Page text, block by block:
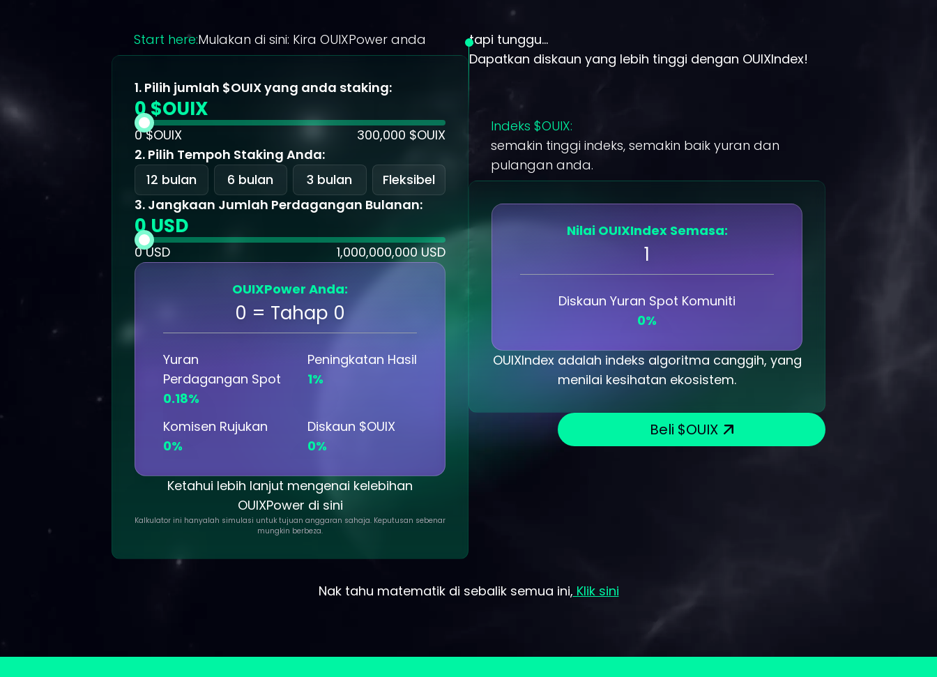
Start here:Mulakan di sini: Kira OUIXPower anda
1. Pilih jumlah $OUIX yang anda staking:
0 $OUIX
0 $OUIX 300,000 $OUIX
2. Pilih Tempoh Staking Anda:
12 bulan
6 bulan 3 bulan
Fleksibel
3. Jangkaan Jumlah Perdagangan Bulanan:
0 USD
0 USD 1,000,000,000 USD
OUIXPower Anda:
0 = Tahap 0
Yuran
Perdagangan Spot
0.18%
Peningkatan Hasil
1%
Komisen Rujukan
0%
Diskaun $OUIX
0%
Ketahui lebih lanjut mengenai kelebihan
OUIXPower di sini
Kalkulator ini hanyalah simulasi untuk tujuan anggaran sahaja. Keputusan sebenar
mungkin berbeza.
tapi tunggu...
Dapatkan diskaun yang lebih tinggi dengan OUIXIndex!
Indeks $OUIX:
semakin tinggi indeks, semakin baik yuran dan
pulangan anda.
Nilai OUIXIndex Semasa:
1
Diskaun Yuran Spot Komuniti
0%
OUIXIndex adalah indeks algoritma canggih, yang
menilai kesihatan ekosistem.
Beli $OUIX
Nak tahu matematik di sebalik semua ini, Klik sini